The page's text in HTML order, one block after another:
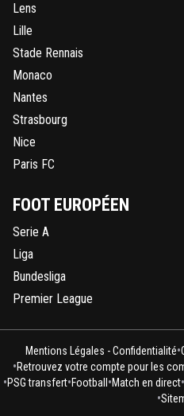
Lens
Lille
Stade Rennais
Monaco
Nantes
Strasbourg
Nice
Paris FC
FOOT EUROPÉEN
Serie A
Liga
Bundesliga
Premier League
Mentions Légales - Confidentialité•
•Retrouvez votre compte pour les
•PSG transfert•Football •Match en direct•
•